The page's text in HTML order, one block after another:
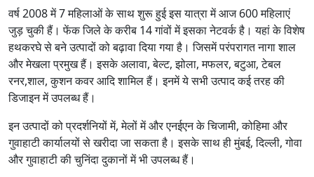
वर्ष 2008 में 7 महिलाओं के साथ शुरू हुई इस यात्रा में आज 600 महिलाएं
जुड़ चुकी हैं। फेंक जिले के करीब 14 गांवों में इसका नेटवर्क है। यहां के विशेष
हथकरघे से बने उत्पादों को बढ़ावा दिया गया है। जिसमें परंपरागत नागा शाल
और मेखला प्रमुख हैं। इसके अलावा, बेल्ट, झोला, मफलर, बटुआ, टेबल
रनर,शाल, कुशन कवर आदि शामिल हैं। इनमें ये सभी उत्पाद कई तरह की
डिजाइन में उपलब्ध हैं।
इन उत्पादों को प्रदर्शनियों में, मेलों में और एनईएन के चिजामी, कोहिमा और
गुवाहाटी कार्यालयों से खरीदा जा सकता है। इसके साथ ही मुंबई, दिल्ली, गोवा
और गुवाहाटी की चुनिंदा दुकानों में भी उपलब्ध हैं।